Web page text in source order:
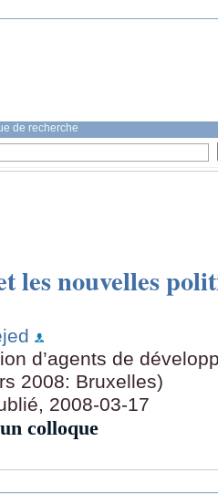
de recherche
les nouvelles
d’agents de
2008: Bruxelles)
2008-03-17
colloque